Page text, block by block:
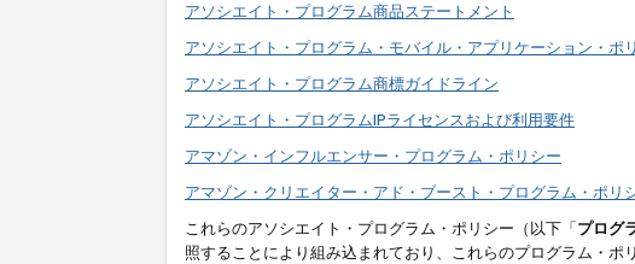
アソシエイト・プログラム商品ステートメント
アソシエイト・プログラム・モバイル・アプリケーション・ポ
アソシエイト・プログラム商標ガイドライン
アソシエイト・プログラムIPライセンスおよび利用要件
アマゾン・インフルエンサー・プログラム・ポリシー
アマゾン・クリエイター・アド・ブースト・プログラム・ポリ
これらのアソシエイト・プログラム・ポリシー（以下「プログ
照することにより組み込まれており、これらのプログラム・